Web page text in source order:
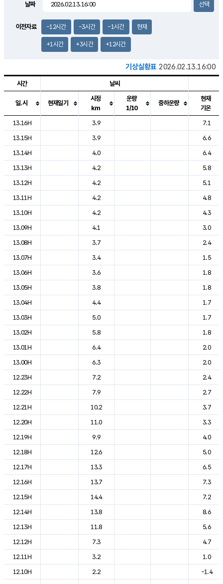
2.7m/s
날짜
이전자료 -12시간 -3시간 -1시간 현재
+1시간 +3시간 +12시간
기상실황표 2026.02.13.16:00
도시별 기상실황표로 지점, 날씨, 기온, 강수, 바람, 기압등을 안내한 표입
시간 날씨
일.시 현재일기
시정
km
운량
1/10
중하운량
현재
기온
13.16H
3.9
7.1
13.15H
3.9
6.6
13.14H
4.0
6.4
13.13H
4.2
5.8
13.12H
4.2
5.1
13.11H
4.2
4.8
13.10H
4.2
4.3
13.09H
4.1
3.0
13.08H
3.7
2.4
13.07H
3.4
1.5
13.06H
3.6
1.8
13.05H
3.8
1.8
13.04H
4.4
1.7
13.03H
5.0
1.7
13.02H
5.8
1.8
13.01H
6.4
2.0
13.00H
6.3
2.0
12.23H
7.2
2.4
12.22H
7.9
2.7
12.21H
10.2
3.7
12.20H
11.0
3.3
12.19H
9.9
4.0
12.18H
12.6
5.0
12.17H
13.3
6.5
12.16H
13.7
7.3
12.15H
14.4
7.2
12.14H
13.8
8.6
12.13H
11.8
5.6
12.12H
7.3
4.7
12.11H
3.2
1.0
12.10H
2.2
-1.4